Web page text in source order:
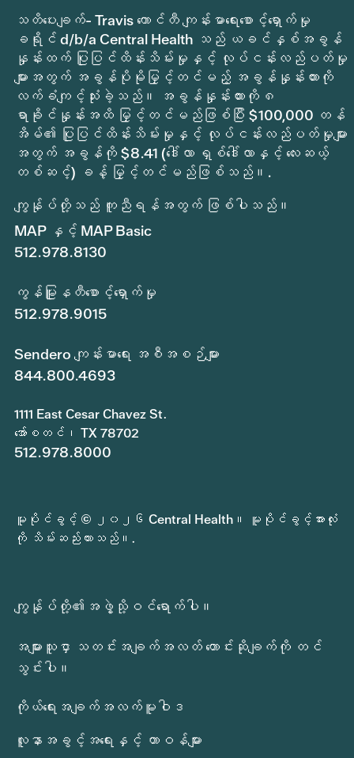
သတိပေးချက်- Travis ကောင်တီ ကျန်းမာရေးစောင့်ရှောက်မှု
ခရိုင် d/b/a Central Health သည် ယခင်နှစ်အခွန်
နှုန်းထက် ပြုပြင်ထိန်းသိမ်းမှုနှင့် လုပ်ငန်းလည်ပတ်မှု
များအတွက် အခွန်ပိုမိုမြှင့်တင်မည့် အခွန်နှုန်းထားကို
လက်ခံကျင့်သုံးခဲ့သည်။ အခွန်နှုန်းထားကို ၈
ရာခိုင်နှုန်းအထိ မြှင့်တင်မည်ဖြစ်ပြီး $100,000 တန်
အိမ်၏ ပြုပြင်ထိန်းသိမ်းမှုနှင့် လုပ်ငန်းလည်ပတ်မှုများ
အတွက် အခွန်ကို $8.41 (ဒေါ်လာ ရှစ်ဒေါ်လာနှင့် လေးဆယ့်
တစ်ဆင့်) ခန့် မြှင့်တင်မည်ဖြစ်သည်။.
ကျွန်ုပ်တို့သည် ကူညီရန်အတွက် ဖြစ်ပါသည်။
MAP နှင့် MAP Basic
512.978.8130
ကွန်မြူနတီစောင့်ရှောက်မှု
512.978.9015
Sendero ကျန်းမာရေး အစီအစဉ်များ
844.800.4693
1111 East Cesar Chavez St.
အော်စတင်၊ TX 78702
512.978.8000
မူပိုင်ခွင့် © ၂၀၂၆ Central Health။ မူပိုင်ခွင့်အားလုံး
ကို သိမ်းဆည်းထားသည်။.
ကျွန်ုပ်တို့၏အဖွဲ့သို့ဝင်ရောက်ပါ။
အများသူငှာ သတင်းအချက်အလတ် တောင်းဆိုချက်ကို တင်
သွင်းပါ။
ကိုယ်ရေးအချက်အလက်မူဝါဒ
လူနာအခွင့်အရေးနှင့် တာဝန်များ